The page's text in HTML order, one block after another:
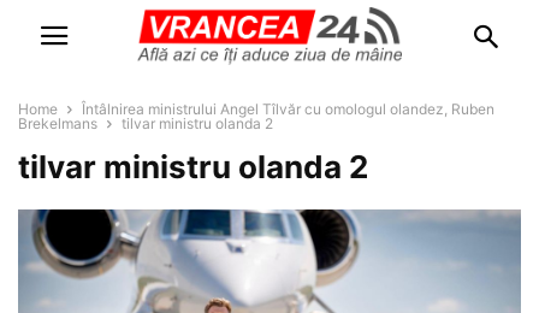
Home
Întâlnirea ministrului Angel Tîlvăr cu omologul olandez, Ruben
Brekelmans
tilvar ministru olanda 2
tilvar ministru olanda 2